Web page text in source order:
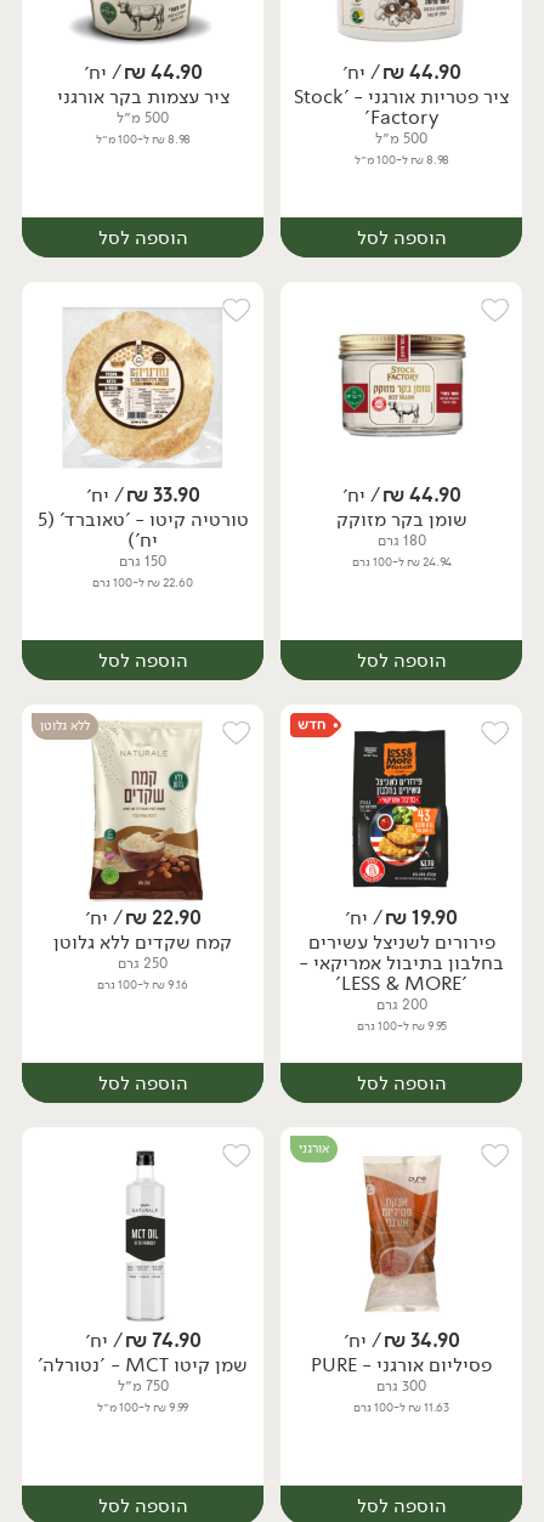
44.90
₪/ יח׳
ציר פטריות אורגני - 'Stock
Factory'
500 מ״ל
8.98 ₪ ל-100 מ״ל
הוספה לסל
יח׳
44.90
₪/ יח׳
ציר עצמות בקר אורגני
500 מ״ל
8.98 ₪ ל-100 מ״ל
הוספה לסל
יח׳
44.90
₪/ יח׳
שומן בקר מזוקק
180 גרם
24.94 ₪ ל-100 גרם
הוספה לסל
יח׳
33.90
₪/ יח׳
טורטיה קיטו - 'טאוברד' (5
יח')
150 גרם
22.60 ₪ ל-100 גרם
הוספה לסל
יח׳
19.90
₪/ יח׳
פירורים לשניצל עשירים
בחלבון בתיבול אמריקאי -
'LESS & MORE'
200 גרם
9.95 ₪ ל-100 גרם
הוספה לסל
יח׳
ללא גלוטן
22.90
₪/ יח׳
קמח שקדים ללא גלוטן
250 גרם
9.16 ₪ ל-100 גרם
הוספה לסל
יח׳
אורגני
34.90
₪/ יח׳
פסיליום אורגני - PURE
300 גרם
11.63 ₪ ל-100 גרם
הוספה לסל
74.90
₪/ יח׳
שמן קיטו MCT - 'נטורלה'
750 מ״ל
9.99 ₪ ל-100 מ״ל
הוספה לסל